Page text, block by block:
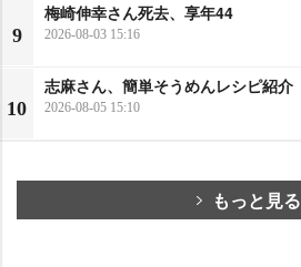
9
梅崎伸幸さん死去、享年44
2026-08-03 15:16
10
志麻さん、簡単そうめんレシピ紹介
2026-08-05 15:10
もっと見る